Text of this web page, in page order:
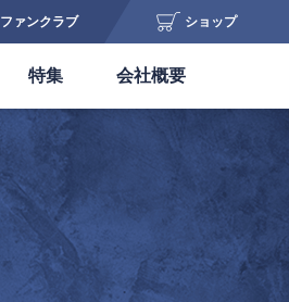
ファンクラブ ショップ
特集 会社概要